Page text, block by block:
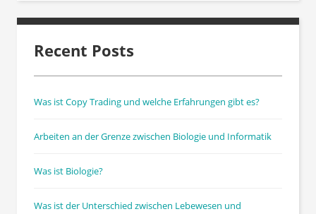
Recent Posts
Was ist Copy Trading und welche Erfahrungen gibt es?
Arbeiten an der Grenze zwischen Biologie und Informatik
Was ist Biologie?
Was ist der Unterschied zwischen Lebewesen und